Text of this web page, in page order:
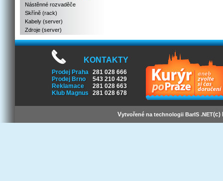
Nástěnné rozvaděče
Skříně (rack)
Kabely (server)
Zdroje (server)
KONTAKTY
Prodej Praha 281 028 666
Prodej Brno
543 210 429
Reklamace
281 028 663
Klub Magnus
281 028 678
Vytvořené na technologii BarIS .NET(c)